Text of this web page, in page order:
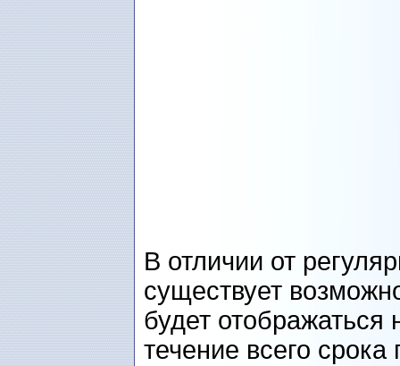
В отличии от
существует
будет
течение всего